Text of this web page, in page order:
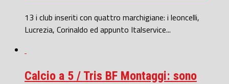
13 i club inseriti con quattro marchigiane: i leoncelli,
Lucrezia, Corinaldo ed appunto Italservice...
Calcio a 5 / Tris BF Montaggi: sono